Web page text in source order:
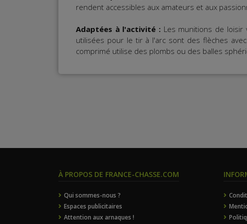
rendent accessibles aux amateurs et aux
Adaptées à l'activité : Les munitions de loisir
utilisées pour le tir à l'arc sont des flèches
comprimé utilise des plombs ou des balles
À PROPOS DE FRANCE-CHASSE.COM
Qui sommes-nous ?
Espaces publicitaires
Attention aux arnaques !